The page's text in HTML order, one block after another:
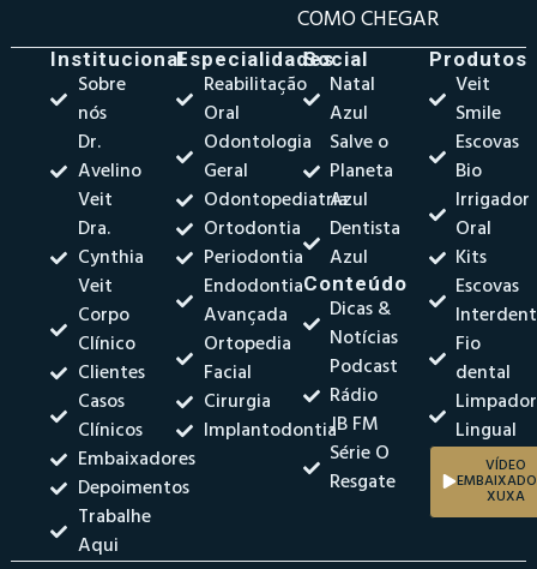
COMO CHEGAR
Institucional
Sobre
nós
Dr.
Avelino
Veit
Dra.
Cynthia
Veit
Corpo
Clínico
Clientes
Casos
Clínicos
Embaixadores
Depoimentos
Trabalhe
Aqui
Especialidades
Reabilitação
Oral
Odontologia
Geral
Odontopediatria
Ortodontia
Periodontia
Endodontia
Avançada
Ortopedia
Facial
Cirurgia
Implantodontia
Social
Natal
Azul
Salve o
Planeta
Azul
Dentista
Azul
Conteúdo
Dicas &
Notícias
Podcast
Rádio
JB FM
Série O
Resgate
Produtos
Veit
Smile
Escovas
Bio
Irrigador
Oral
Kits
Escovas
Fio
dental
Limpador
Lingual
VÍDEO
XUXA